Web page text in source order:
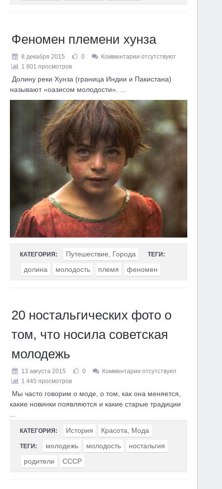
Феномен племени хунза
8 декабря 2015 0
Комментарии отсутствуют
1 801 просмотров
Долину реки Хунза (граница Индии и Пакистана)
называют «оазисом молодости». ...
КАТЕГОРИЯ: Путешествие, Города ТЕГИ:
долина молодость племя феномен
20 ностальгических фото о
том, что носила советская
молодежь
13 августа 2015 0
Комментарии отсутствуют
1 445 просмотров
Мы часто говорим о моде, о том, как она меняется,
какие новинки появляются и какие старые традиции
КАТЕГОРИЯ: История Красота, Мода
ТЕГИ: молодежь молодость
ностальгия
родители
СССР